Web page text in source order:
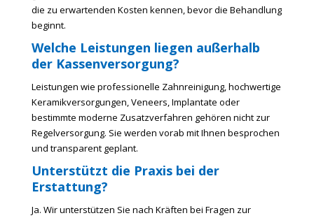
die zu erwartenden Kosten kennen, bevor die Behandlung
beginnt.
Welche Leistungen liegen außerhalb
der Kassenversorgung?
Leistungen wie professionelle Zahnreinigung, hochwertige
Keramikversorgungen, Veneers, Implantate oder
bestimmte moderne Zusatzverfahren gehören nicht zur
Regelversorgung. Sie werden vorab mit Ihnen besprochen
und transparent geplant.
Unterstützt die Praxis bei der
Erstattung?
Ja. Wir unterstützen Sie nach Kräften bei Fragen zur